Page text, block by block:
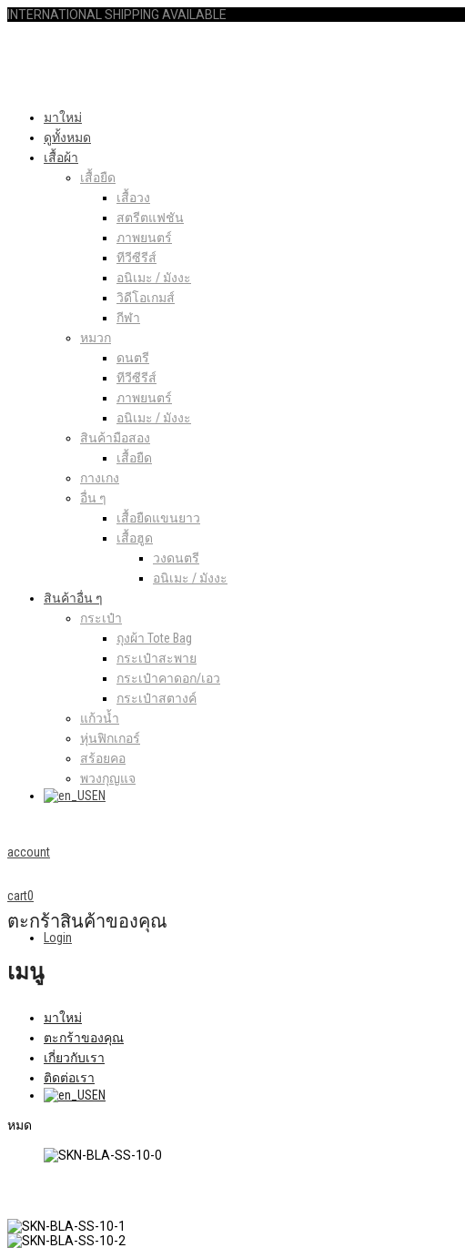
INTERNATIONAL SHIPPING AVAILABLE
มาใหม่
ดูทั้งหมด
เสื้อผ้า
เสื้อยืด
เสื้อวง
สตรีตแฟชัน
ภาพยนตร์
ทีวีซีรีส์
อนิเมะ / มังงะ
วิดีโอเกมส์
กีฬา
หมวก
ดนตรี
ทีวีซีรีส์
ภาพยนตร์
อนิเมะ / มังงะ
สินค้ามือสอง
เสื้อยืด
กางเกง
อื่น ๆ
เสื้อยืดแขนยาว
เสื้อฮูด
วงดนตรี
อนิเมะ / มังงะ
สินค้าอื่น ๆ
กระเป๋า
ถุงผ้า Tote Bag
กระเป๋าสะพาย
กระเป๋าคาดอก/เอว
กระเป๋าสตางค์
แก้วน้ำ
หุ่นฟิกเกอร์
สร้อยคอ
พวงกุญแจ
EN
account
Login
cart0
ตะกร้าสินค้าของคุณ
เมนู
มาใหม่
ตะกร้าของคุณ
เกี่ยวกับเรา
ติดต่อเรา
EN
หมด